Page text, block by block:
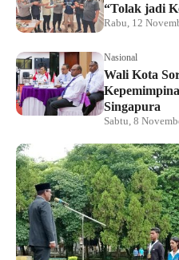
“Tolak jadi
Rabu, 12
Nasional
Wali Kota
Singapura
Sabtu, 8